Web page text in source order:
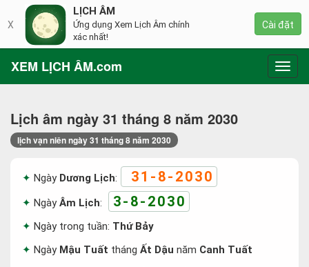
XEM LỊCH ÂM.com
Lịch âm ngày 31 tháng 8 năm 2030
lịch vạn niên ngày 31 tháng 8 năm 2030
Ngày Dương Lịch: 31-8-2030
NgàyÂm Lịch: 3-8-2030
Ngày trong tuần: Thứ Bảy
Ngày Mậu Tuất tháng Ất Dậu năm Canh Tuất
X
LỊCH ÂM
Ứng dụng Xem Lịch Âm chính
xác nhất!
Cài đặt